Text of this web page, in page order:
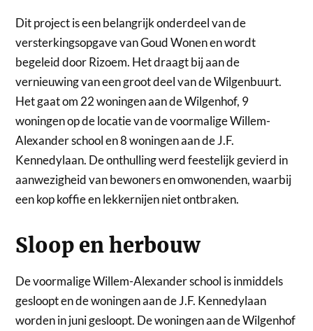
Dit project is een belangrijk onderdeel van de
versterkingsopgave van Goud Wonen en wordt
begeleid door Rizoem. Het draagt bij aan de
vernieuwing van een groot deel van de Wilgenbuurt.
Het gaat om 22 woningen aan de Wilgenhof, 9
woningen op de locatie van de voormalige Willem-
Alexander school en 8 woningen aan de J.F.
Kennedylaan. De onthulling werd feestelijk gevierd in
aanwezigheid van bewoners en omwonenden, waarbij
een kop koffie en lekkernijen niet ontbraken.
Sloop en herbouw
De voormalige Willem-Alexander school is inmiddels
gesloopt en de woningen aan de J.F. Kennedylaan
worden in juni gesloopt. De woningen aan de Wilgenhof